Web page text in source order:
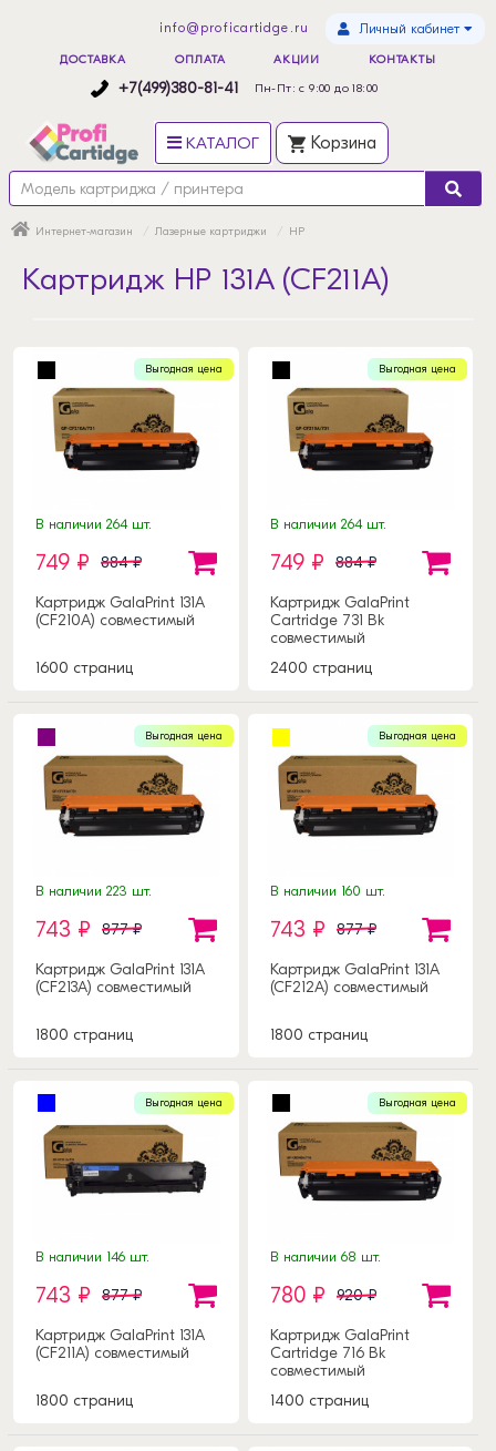
info@proficartidge.ru Личный кабинет
ДОСТАВКА ОПЛАТА АКЦИИ КОНТАКТЫ
+7(499)380-81-41 Пн-Пт: с 9:00 до 18:00
КАТАЛОГ Корзина
Интернет-магазин Лазерные картриджи HP
Картридж HP 131A (CF211A)
Выгодная цена
В наличии 264 шт.
749 ₽ 884 ₽
Картридж GalaPrint 131A
(CF210A) совместимый
1600 страниц
Выгодная цена
В наличии 264 шт.
749 ₽ 884 ₽
Картридж GalaPrint
Cartridge 731 Bk
совместимый
2400 страниц
Выгодная цена
В наличии 223 шт.
743 ₽ 877 ₽
Картридж GalaPrint 131A
(CF213A) совместимый
1800 страниц
Выгодная цена
В наличии 160 шт.
743 ₽ 877 ₽
Картридж GalaPrint 131A
(CF212A) совместимый
1800 страниц
Выгодная цена
В наличии 146 шт.
743 ₽ 877 ₽
Картридж GalaPrint 131A
(CF211A) совместимый
1800 страниц
Выгодная цена
В наличии 68 шт.
780 ₽ 920 ₽
Картридж GalaPrint
Cartridge 716 Bk
совместимый
1400 страниц